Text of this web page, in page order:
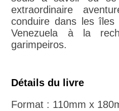
extraordinaire
conduire dans les
Venezuela à la
garimpeiros.
Détails du livre
Format : 110mm x